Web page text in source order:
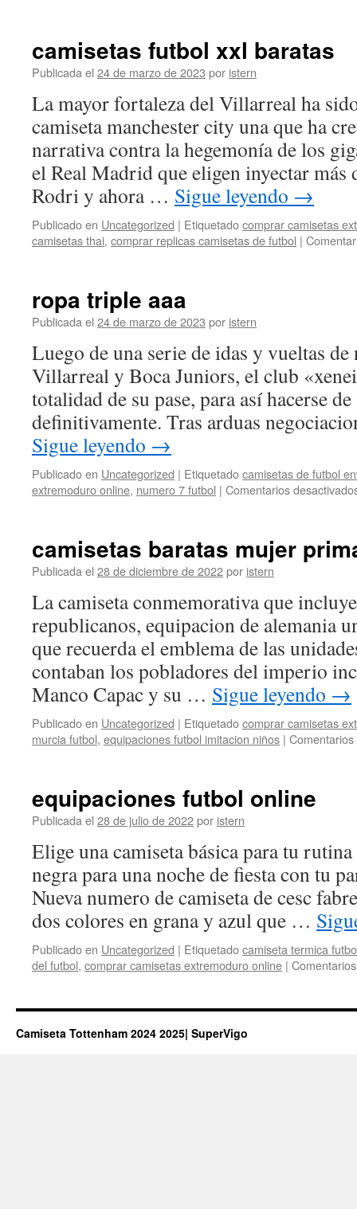
camisetas futbol xxl baratas
Publicada el 24 de marzo de 2023 por istern
La mayor fortaleza del Villarreal ha
camiseta manchester city una que ha
narrativa contra la hegemonía de los
el Real Madrid que eligen inyectar más
Rodri y ahora … Sigue leyendo →
Publicado en Uncategorized | Etiquetadocomprar camisetas
camisetas thai, comprar replicas camisetas de futbol |
ropa triple aaa
Publicada el 24 de marzo de 2023 por istern
Luego de una serie de idas y vueltas
Villarreal y Boca Juniors, el club
totalidad de su pase, para así hacerse
definitivamente. Tras arduas
Sigue leyendo →
Publicado en Uncategorized | Etiquetadocamisetas de futbol
extremoduro online, numero 7 futbol | Comentarios
camisetas baratas mujer
Publicada el 28 de diciembre de 2022por istern
La camiseta conmemorativa que
republicanos, equipacion de alemania
que recuerda el emblema de las
contaban los pobladores del imperio
Manco Capac y su … Sigue leyendo →
Publicado en Uncategorized | Etiquetadocomprar camisetas
murcia futbol, equipaciones futbol imitacion niños |
equipaciones futbol online
Publicada el 28 de julio de 2022por istern
Elige una camiseta básica para tu
negra para una noche de fiesta con tu
Nueva numero de camiseta de cesc
dos colores en grana y azul que …
Publicado en Uncategorized | Etiquetadocamiseta termica
del futbol, comprar camisetas extremoduro online |
Camiseta Tottenham 2024 2025| SuperVigo